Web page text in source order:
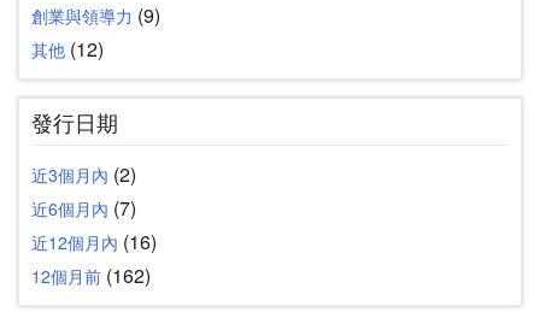
創業與領導力 (9)
其他 (12)
發行日期
近3個月內 (2)
近6個月內 (7)
近12個月內 (16)
12個月前 (162)